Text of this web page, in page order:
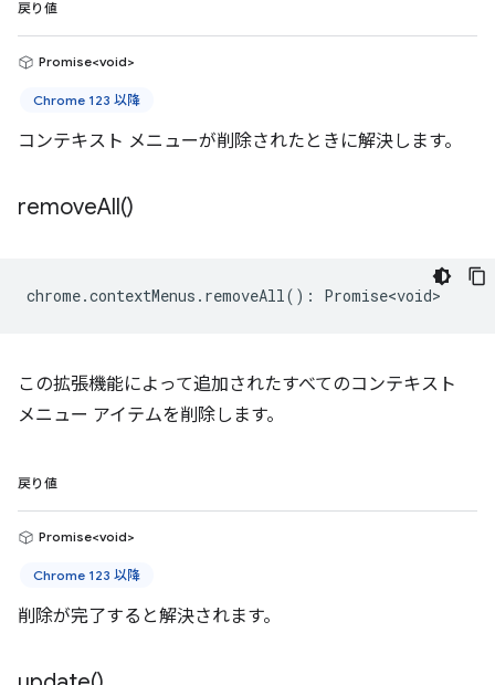
戻り値
Promise<void>
Chrome 123 以降
コンテキスト メニューが削除されたときに解決します。
removeAll()
chrome.contextMenus . removeAll() : Promise<void>
この拡張機能によって追加されたすべてのコンテキスト
メニュー アイテムを削除します。
戻り値
Promise<void>
Chrome 123 以降
削除が完了すると解決されます。